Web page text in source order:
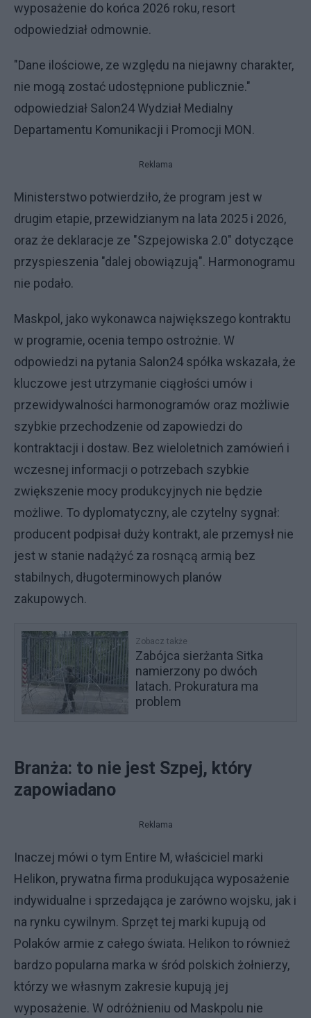
wyposażenie do końca 2026 roku, resort
odpowiedział odmownie.
"Dane ilościowe, ze względu na niejawny charakter,
nie mogą zostać udostępnione publicznie."
odpowiedział Salon24 Wydział Medialny
Departamentu Komunikacji i Promocji MON.
Reklama
Ministerstwo potwierdziło, że program jest w
drugim etapie, przewidzianym na lata 2025 i 2026,
oraz że deklaracje ze "Szpejowiska 2.0" dotyczące
przyspieszenia "dalej obowiązują". Harmonogramu
nie podało.
Maskpol, jako wykonawca największego kontraktu
w programie, ocenia tempo ostrożnie. W
odpowiedzi na pytania Salon24 spółka wskazała, że
kluczowe jest utrzymanie ciągłości umów i
przewidywalności harmonogramów oraz możliwie
szybkie przechodzenie od zapowiedzi do
kontraktacji i dostaw. Bez wieloletnich zamówień i
wczesnej informacji o potrzebach szybkie
zwiększenie mocy produkcyjnych nie będzie
możliwe. To dyplomatyczny, ale czytelny sygnał:
producent podpisał duży kontrakt, ale przemysł nie
jest w stanie nadążyć za rosnącą armią bez
stabilnych, długoterminowych planów
zakupowych.
Zobacz także
Zabójca sierżanta Sitka
namierzony po dwóch
latach. Prokuratura ma
problem
Branża: to nie jest Szpej, który
zapowiadano
Reklama
Inaczej mówi o tym Entire M, właściciel marki
Helikon, prywatna firma produkująca wyposażenie
indywidualne i sprzedająca je zarówno wojsku, jak i
na rynku cywilnym. Sprzęt tej marki kupują od
Polaków armie z całego świata. Helikon to również
bardzo popularna marka w śród polskich żołnierzy,
którzy we własnym zakresie kupują jej
wyposażenie. W odróżnieniu od Maskpolu nie